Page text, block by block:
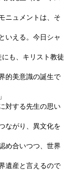
ニュメントは、そ
いえる。今日シャ
も、キリスト教徒
的美意識の誕生で
対する先生の思い
ながり、異文化を
め合いつつ、世界
遺産と言えるので